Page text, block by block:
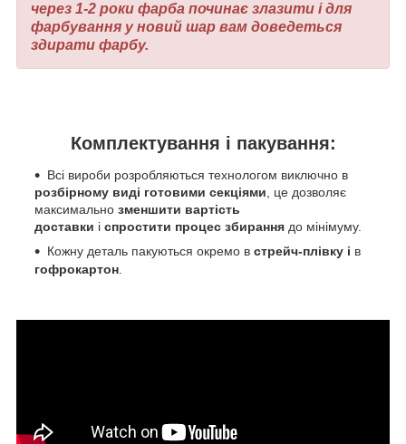
через 1-2 роки фарба починає злазити і для
фарбування у новий шар вам доведеться
здирати фарбу.
Комплектування і пакування:
Всі вироби розробляються технологом виключно в
розбірному виді готовими секціями, це дозволяє
максимально зменшити вартість
доставки і спростити процес збирання до мінімуму.
Кожну деталь пакуються окремо в стрейч-плівку і в
гофрокартон.